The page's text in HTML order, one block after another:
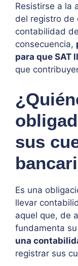
Resistirse a la
del registro de
contabilidad
consecuencia,
para que SAT
que
sus
Es una
llevar
aquel que, de
fundamenta
una
registrar sus